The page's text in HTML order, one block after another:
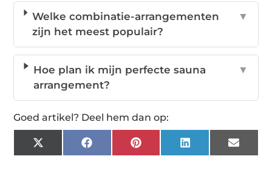
Welke combinatie-arrangementen
zijn het meest populair?
▼
Hoe plan ik mijn perfecte sauna
arrangement?
▼
Goed artikel? Deel hem dan op:
X
(Twitter)
FacebookPinterestLinkedInEmail